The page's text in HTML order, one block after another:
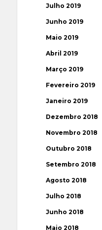
Julho 2019
Junho 2019
Maio 2019
Abril 2019
Março 2019
Fevereiro 2019
Janeiro 2019
Dezembro 2018
Novembro 2018
Outubro 2018
Setembro 2018
Agosto 2018
Julho 2018
Junho 2018
Maio 2018